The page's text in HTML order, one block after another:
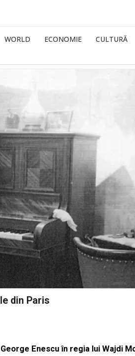
WORLD ECONOMIE CULTURĂ
din Paris
Enescu în regia lui Wajdi